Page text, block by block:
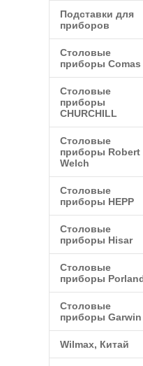
Подставки для
приборов
Столовые
приборы Comas
Столовые
приборы
CHURCHILL
Столовые
приборы Robert
Welch
Столовые
приборы HEPP
Столовые
приборы Hisar
Столовые
приборы
Столовые
приборы Garwin
Wilmax, Китай